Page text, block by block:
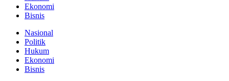
Ekonomi
Bisnis
Nasional
Politik
Hukum
Ekonomi
Bisnis